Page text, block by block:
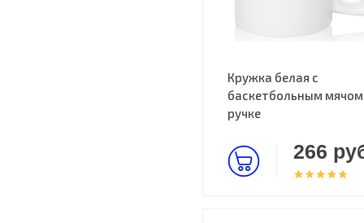
Кружка белая с
баскетбольным
ручке
266